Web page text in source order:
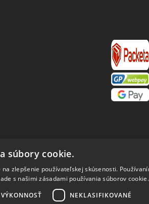
Copyright
súbory cookie.
zlepšenie používateľskej skúsenosti.
s našimi zásadami používania súborov cookie.
VÝKONNOSŤ NEKLASIFIKOVANÉ